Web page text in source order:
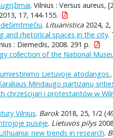
. Vilnius : Versus aureus,
17, 144-155.
. Lituanistica2024, 2,
and rhetorical spaces in the city.
: Diemedis, 2008. 291 p.
collection of the National
Lietuvoje atodangos.
Mindaugo partizanų
chrześcijan i protestantów w
Vilnius. Barok2018, 25, 1/2
pusėje. Lietuvos pilys
new trends in research.